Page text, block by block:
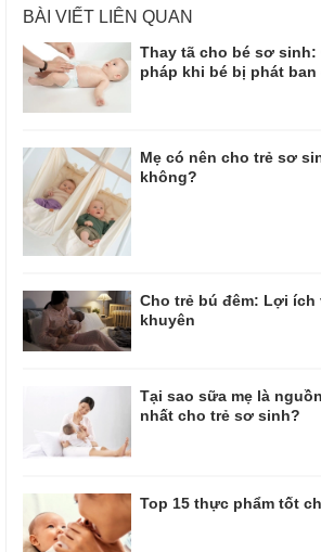
BÀI VIẾT LIÊN QUAN
Thay tã cho bé sơ sinh:
pháp khi bé bị phát ban
Mẹ có nên cho trẻ sơ
không?
Cho trẻ bú đêm: Lợi
khuyên
Tại sao sữa mẹ là
nhất cho trẻ sơ sinh?
Top 15 thực phẩm tốt